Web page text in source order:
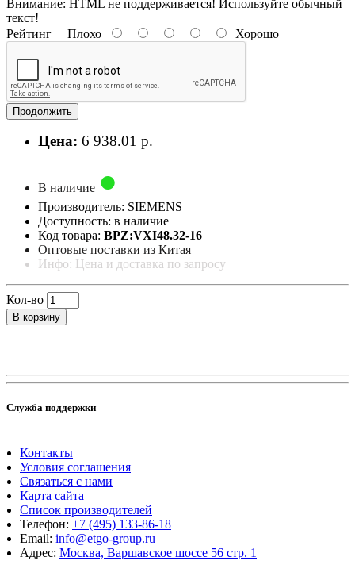
Внимание: HTML не поддерживается! Используйте обычный
текст!
Рейтинг Плохо Хорошо
Продолжить
Цена: 6 938.01 р.
В наличие
Производитель: SIEMENS
Доступность: в наличие
Код товара: BPZ:VXI48.32-16
Оптовые поставки из Китая
Инфо: Цена и доставка по запросу
Кол-во
В корзину
Служба поддержки
Контакты
Условия соглашения
Связаться с нами
Карта сайта
Список производителей
Телефон: +7 (495) 133-86-18
Email: info@etgo-group.ru
Адрес: Москва, Варшавское шоссе 56 стр. 1